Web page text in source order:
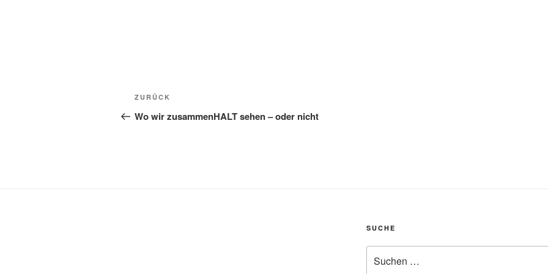
Beitragsnavigation
Vorheriger
Beitrag
ZURÜCK
Wo wir zusammenHALT sehen – oder nicht
SUCHE
nach: